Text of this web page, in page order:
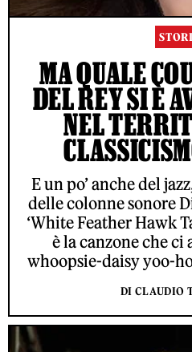
MA QUALE
DEL REY SI È
NEL
E un po’ anche del
delle colonne sonore
‘White Feather Hawk
è la canzone che ci
whoopsie-daisy yoo-
DI CLAUDIO